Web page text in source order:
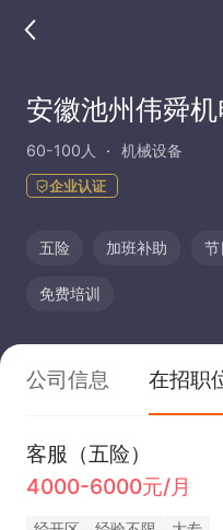
安徽池州伟舜
60-100人 机械设备
企业认证
五险 加班补助 节
免费培训
公司信息 在招职
客服（五险）
4000-6000元/月